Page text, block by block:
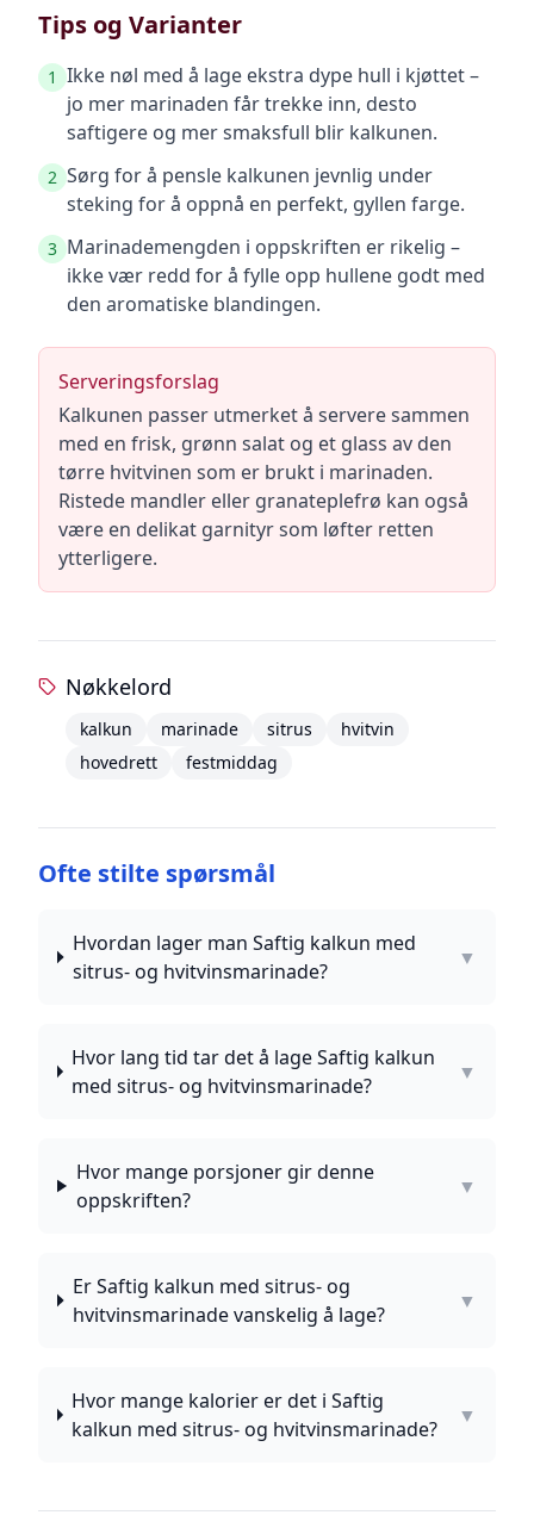
Tips og Varianter
1 Ikke nøl med å lage ekstra dype hull i kjøttet –
jo mer marinaden får trekke inn, desto
saftigere og mer smaksfull blir kalkunen.
2 Sørg for å pensle kalkunen jevnlig under
steking for å oppnå en perfekt, gyllen farge.
3 Marinademengden i oppskriften er rikelig –
ikke vær redd for å fylle opp hullene godt med
den aromatiske blandingen.
Serveringsforslag
Kalkunen passer utmerket å servere sammen
med en frisk, grønn salat og et glass av den
tørre hvitvinen som er brukt i marinaden.
Ristede mandler eller granateplefrø kan også
være en delikat garnityr som løfter retten
ytterligere.
Nøkkelord
kalkun marinade sitrus
hvitvin
hovedrett
festmiddag
Ofte stilte spørsmål
Hvordan lager man Saftig kalkun med
sitrus- og hvitvinsmarinade?
▼
Hvor lang tid tar det å lage Saftig kalkun
med sitrus- og hvitvinsmarinade?
▼
Hvor mange porsjoner gir denne
oppskriften?
▼
Er Saftig kalkun med sitrus- og
hvitvinsmarinade vanskelig å lage?
▼
Hvor mange kalorier er det i Saftig
kalkun med sitrus- og hvitvinsmarinade?
▼